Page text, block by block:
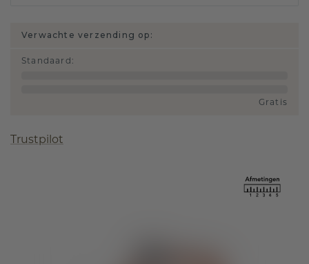
Verwachte verzending op:
Standaard :
Gratis
Trustpilot